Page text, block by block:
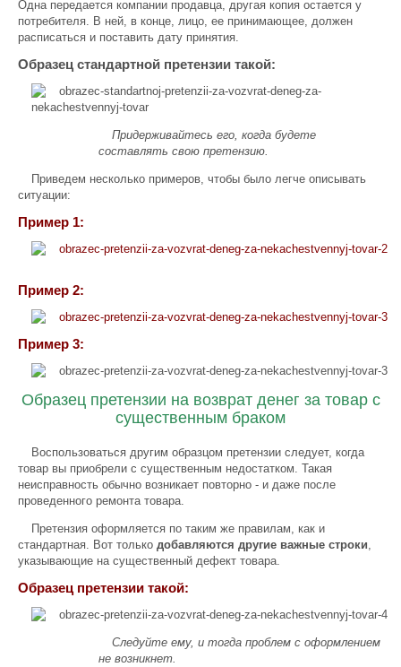
Одна передается компании продавца, другая копия остается у
потребителя. В ней, в конце, лицо, ее принимающее, должен
расписаться и поставить дату принятия.
Образец стандартной претензии такой:
Придерживайтесь его, когда будете
составлять свою претензию.
Приведем несколько примеров, чтобы было легче описывать
ситуации:
Пример 1:
Пример 2:
Пример 3:
Образец претензии на возврат денег за товар с
существенным браком
Воспользоваться другим образцом претензии следует, когда
товар вы приобрели с существенным недостатком. Такая
неисправность обычно возникает повторно - и даже после
проведенного ремонта товара.
Претензия оформляется по таким же правилам, как и
стандартная. Вот только добавляются другие важные строки,
указывающие на существенный дефект товара.
Образец претензии такой:
Следуйте ему, и тогда проблем с оформлением
не возникнет.